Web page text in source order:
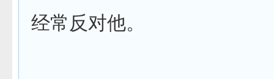
经常反对他。